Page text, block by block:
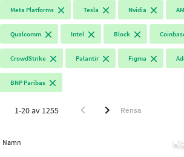
Meta Platforms Tesla Nvidia
Qualcomm Intel Block
CrowdStrike Palantir Figma
BNP Paribas
1-20 av 1255 Rensa
Namn